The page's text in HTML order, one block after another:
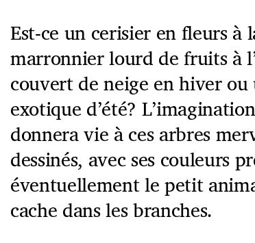
Est-ce un cerisier en fleurs
marronnier lourd de fruits à
couvert de neige en hiver
exotique d’été?
donnera vie à ces arbres
dessinés, avec ses couleurs
éventuellement le petit
cache dans les branches.